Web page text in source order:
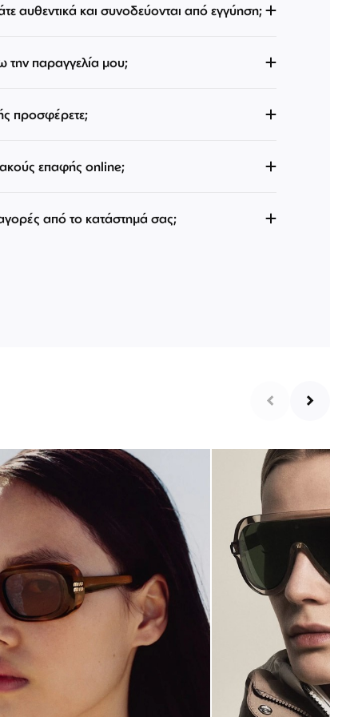
αυθεντικά και συνοδεύονται από εγγύηση;
παραγγελία μου;
προσφέρετε;
επαφής online;
από το κατάστημά σας;